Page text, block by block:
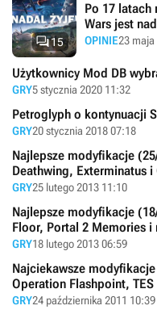
15
Po 17 latach
Wars jest
OPINIE23
Użytkownicy Mod DB
GRY5 stycznia 2020 11:32
Petroglyph o kontynuacji
GRY20 stycznia 2018 07:18
Najlepsze modyfikacje
Deathwing, Exterminatus i
GRY25 lutego 2013 11:10
Najlepsze modyfikacje
Floor, Portal 2 Memories i
GRY18 lutego 2013 06:59
Najciekawsze
GRY24 października 2011 10:39